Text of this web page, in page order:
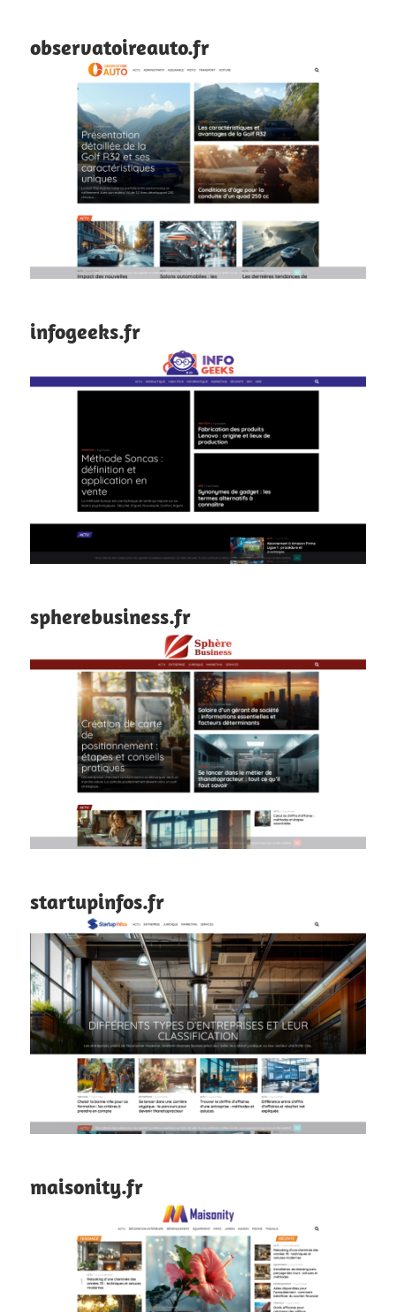
observatoireauto.fr
infogeeks.fr
spherebusiness.fr
startupinfos.fr
maisonity.fr